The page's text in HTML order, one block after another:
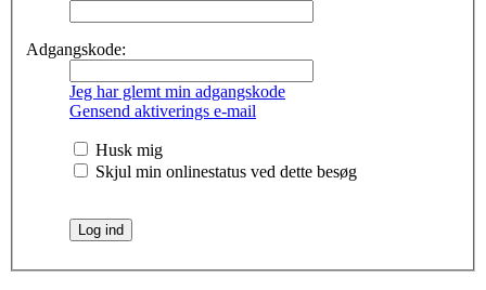
Adgangskode:
Jeg har glemt min adgangskode
Gensend aktiverings e-mail
Husk mig
Skjul min onlinestatus ved dette besøg